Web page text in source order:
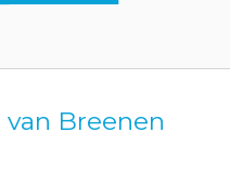
van Breenen